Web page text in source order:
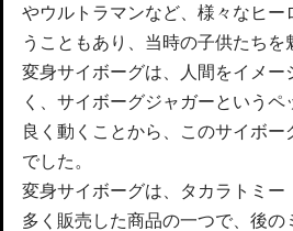
やウルトラマンなど、様々なヒー
うこともあり、当時の子供たちを
変身サイボーグは、人間をイメー
く、サイボーグジャガーという
良く動くことから、このサイボー
でした。
変身サイボーグは、タカラトミー
多く販売した商品の一つで、後の